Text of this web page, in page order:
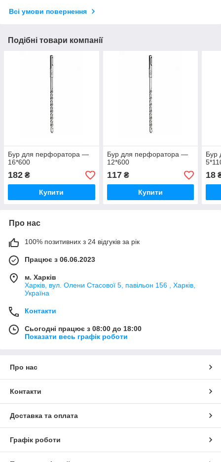
Всі умови повернення
Подібні товари компанії
Бур для перфоратора —
16*600
182 ₴
Купити
Бур для перфоратора —
12*600
117₴
Купити
Бур
18
Про нас
100% позитивних з 24 відгуків за рік
Працює з 06.06.2023
м. Харків
Харків, вул. Олени Стасової 5, павільон 156 , Харків,
Україна
Контакти
Сьогодні працює з 08:00 до 18:00
Показати весь графік роботи
Про нас
Контакти
Доставка та оплата
Графік роботи